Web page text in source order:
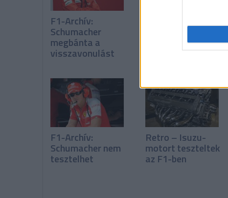
F1-Archív:
Schumacher
megbánta a
visszavonulást
Schumacher túl
F1-Archív:
Schumacher nem
tesztelhet
Retro – Isuzu-
motort teszteltek
az F1-ben